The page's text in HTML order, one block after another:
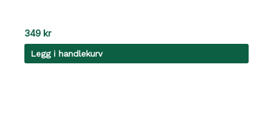
349 kr
Legg i handlekurv